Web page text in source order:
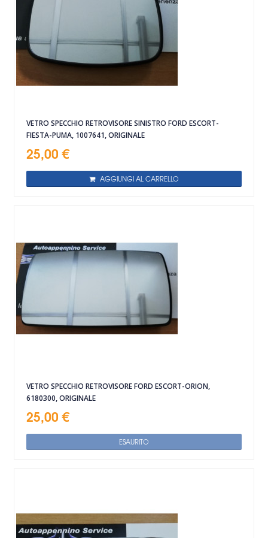
VETRO SPECCHIO RETROVISORE SINISTRO FORD ESCORT-
FIESTA-PUMA, 1007641, ORIGINALE
25,00 €
AGGIUNGI AL CARRELLO
VETRO SPECCHIO RETROVISORE FORD ESCORT-ORION,
6180300, ORIGINALE
25,00 €
ESAURITO